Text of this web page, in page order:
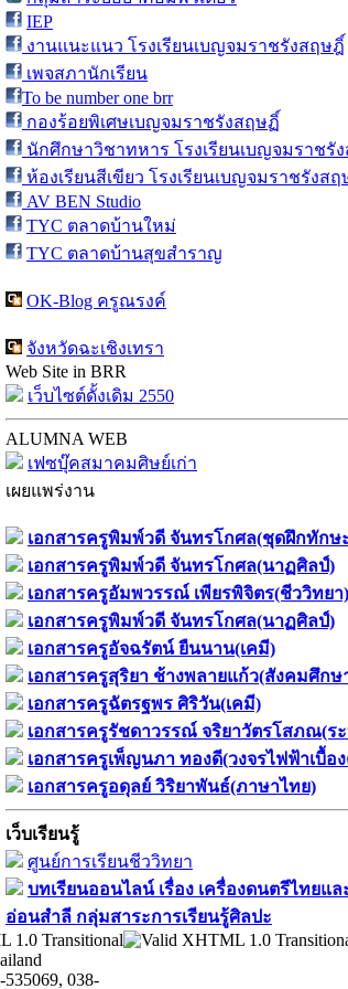
IEP
งานแนะแนว โรงเรียนเบญจมราชรังสฤษฎิ์
เพจสภานักเรียน
To be number one brr
กองร้อยพิเศษเบญจมราชรังสฤษฏิ์
นักศึกษาวิชาทหาร โรงเรียนเบญจมราชรั
ห้องเรียนสีเขียว โรงเรียนเบญจมราชรังสฤ
AV BEN Studio
TYC ตลาดบ้านใหม่
TYC ตลาดบ้านสุขสำราญ
OK-Blog ครูณรงค์
จังหวัดฉะเชิงเทรา
Web Site in BRR
เว็บไซต์ดั้งเดิม 2550
ALUMNA WEB
เฟซบุ๊คสมาคมศิษย์เก่า
เผยแพร่งาน
เอกสารครูพิมพ์วดี จันทรโกศล(ชุดฝึกทักษ
เอกสารครูพิมพ์วดี จันทรโกศล(นาฏศิลป์)
เอกสารครูอัมพวรรณ์ เพียรพิจิตร(ชีววิทยา)
เอกสารครูพิมพ์วดี จันทรโกศล(นาฏศิลป์)
เอกสารครูอัจฉรัตน์ ยืนนาน(เคมี)
เอกสารครูสุริยา ช้างพลายแก้ว(สังคมศึกษ
เอกสารครูฉัตรฐพร ศิริวัน(เคมี)
เอกสารครูรัชดาวรรณ์ จริยาวัตรโสภณ(ร
เอกสารครูเพ็ญนภา ทองดี(วงจรไฟฟ้าเบื้อ
เอกสารครูอดุลย์ วิริยาพันธ์(ภาษาไทย)
เว็บเรียนรู้
ศูนย์การเรียนชีววิทยา
บทเรียนออนไลน์​ เรื่อง​ เครื่องดนตรีไทย
อ่อนสำลี​ กลุ่มสาระการเรียนรู้ศิลปะ
535069, 038-